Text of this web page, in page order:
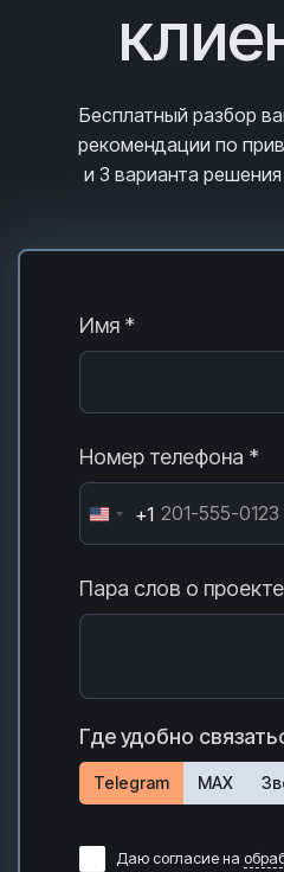
Бесплатный разбор
рекомендации по
и 3 варианта
Имя *
Номер телефона *
+1
Пара слов о
Где удобно
Telegram MAX
Даю согласие на